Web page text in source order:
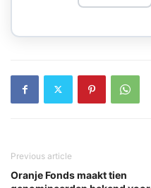
Previous article
Oranje Fonds maakt tien